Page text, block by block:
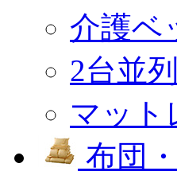
介護ベ
2台並
マット
布団